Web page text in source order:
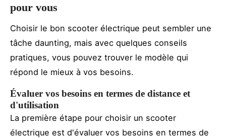
pour vous
Choisir le bon scooter électrique peut sembler une
tâche daunting, mais avec quelques conseils
pratiques, vous pouvez trouver le modèle qui
répond le mieux à vos besoins.
Évaluer vos besoins en termes de distance et
d'utilisation
La première étape pour choisir un scooter
électrique est d'évaluer vos besoins en termes de